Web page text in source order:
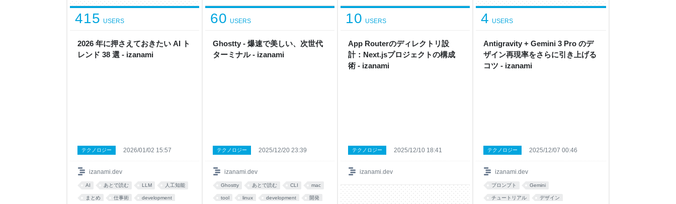
プロジェクト管理 コーディング
ベストプラクティス
2026 年に押さえておきたい AI ト
レンド 38 選 - izanami
415 USERS
izanami.dev
テクノロジー 2026/01/02 15:57
AI あとで読む LLM 人工知能
まとめ 仕事術 development
Ghostty - 爆速で美しい、次世代
ターミナル - izanami
60 USERS
izanami.dev
テクノロジー 2025/12/20 23:39
Ghostty あとで読む CLI mac
tool linux development 開発
App Routerのディレクトリ設
計：Next.jsプロジェクトの構成
術 - izanami
10 USERS
izanami.dev
テクノロジー 2025/12/10 18:41
Antigravity + Gemini 3 Pro のデ
ザイン再現率をさらに引き上げる
コツ - izanami
4 USERS
izanami.dev
テクノロジー 2025/12/07 00:46
プロンプト Gemini
チュートリアル デザイン